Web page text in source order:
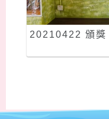
20210422 頒獎